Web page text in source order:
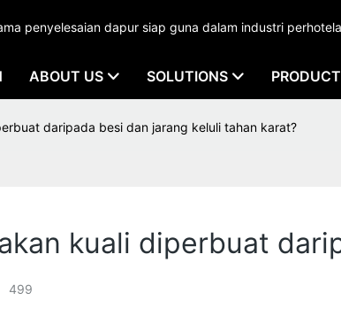
penyelesaian dapur siap guna dalam industri
ABOUT US SOLUTIONS
daripada besi dan jarang keluli tahan karat?
kuali diperbuat
499